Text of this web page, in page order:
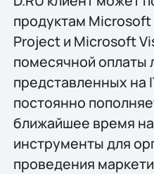
продуктам
Project и Microsoft
помесячной оплаты
представленных на
постоянно
ближайшее время
инструменты для
проведения